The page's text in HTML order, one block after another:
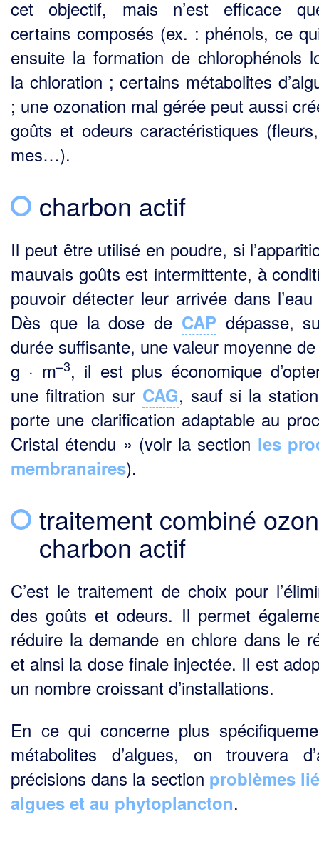
cet objectif, mais n’est efficace
certains composés (ex. : phénols, ce
ensuite la formation de chlorophénols
la chloration ; certains métabolites
; une ozonation mal gérée peut aussi
goûts et odeurs caractéristiques
mes…).
charbon actif
Il peut être utilisé en poudre, si
mauvais goûts est intermittente, à
pouvoir détecter leur arrivée dans
Dès que la dose de CAP dépasse,
durée suffisante, une valeur moyenne
g · m–3, il est plus économique
une filtration sur CAG, sauf si la
porte une clarification adaptable au
Cristal étendu » (voir la section les
membranaires).
traitement combiné
charbon actif
C’est le traitement de choix pour
des goûts et odeurs. Il permet
réduire la demande en chlore dans le
et ainsi la dose finale injectée. Il est
un nombre croissant d’installations.
En ce qui concerne plus
métabolites d’algues, on trouvera
précisions dans la section problèmes
algues et au phytoplancton.